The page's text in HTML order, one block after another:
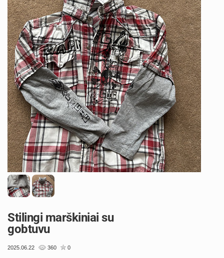
Stilingi marškiniai su
gobtuvu
2025.06.22 360 0